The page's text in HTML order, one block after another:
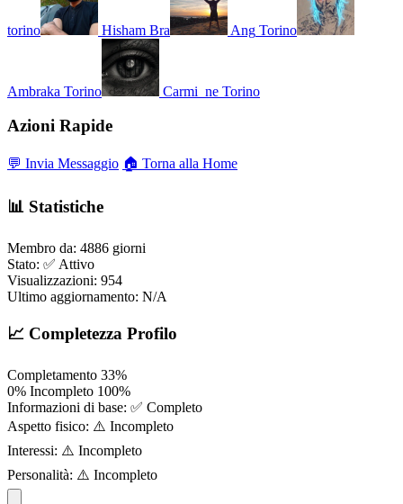
torino Hisham Bra Ang Torino
Ambraka Torino Carmi_ne Torino
Azioni Rapide
💬 Invia Messaggio 🏠 Torna alla Home
📊 Statistiche
Membro da: 4886 giorni
Stato: ✅ Attivo
Visualizzazioni: 954
Ultimo aggiornamento: N/A
📈 Completezza Profilo
Completamento 33%
0% Incompleto 100%
Informazioni di base: ✅ Completo
Aspetto fisico: ⚠️ Incompleto
Interessi: ⚠️ Incompleto
Personalità: ⚠️ Incompleto